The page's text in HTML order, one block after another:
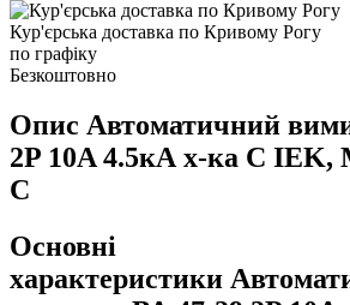
Кур'єрська доставка по Кривому Рогу
по графіку
Безкоштовно
Опис Автоматичний
2P 10A 4.5кА х-ка C IEK,
C
Основні
характеристики